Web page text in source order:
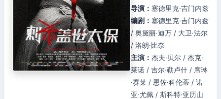
导演： 塞德里克·吉门内兹
编剧： 塞德里克·吉门内兹
/ 奥黛丽·迪万 / 大卫·法尔
/ 洛朗·比奈
主演： 杰夫·贝尔 / 杰克·
莱诺 / 吉尔·勒卢什 / 席琳
·赛莱 / 恩佐·科伦蒂 / 诺
亚·尤佩 / 斯科特·亚历山